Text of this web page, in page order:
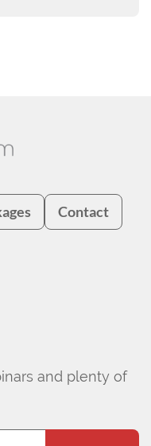
Contact
and plenty of